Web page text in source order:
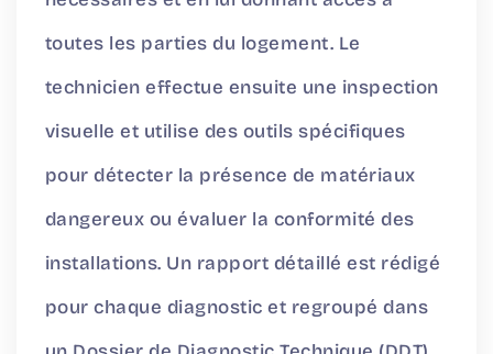
toutes les parties du logement. Le
technicien effectue ensuite une inspection
visuelle et utilise des outils spécifiques
pour détecter la présence de matériaux
dangereux ou évaluer la conformité des
installations. Un rapport détaillé est rédigé
pour chaque diagnostic et regroupé dans